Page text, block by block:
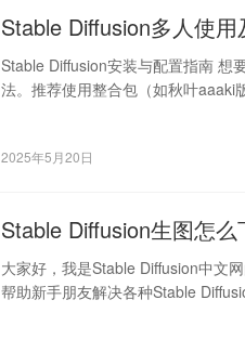
Stable Diffusion多人使
Stable Diffusion安装与配置指南 想
法。推荐使用整合包（如秋叶
2025年5月20日
Stable Diffusion生图怎
大家好，我是Stable Diffusion中文
帮助新手朋友解决各种Stable